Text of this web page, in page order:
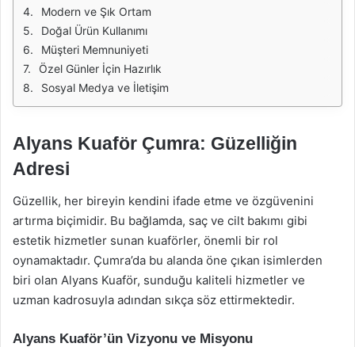
Modern ve Şık Ortam
Doğal Ürün Kullanımı
Müşteri Memnuniyeti
Özel Günler İçin Hazırlık
Sosyal Medya ve İletişim
Alyans Kuaför Çumra: Güzelliğin
Adresi
Güzellik, her bireyin kendini ifade etme ve özgüvenini
artırma biçimidir. Bu bağlamda, saç ve cilt bakımı gibi
estetik hizmetler sunan kuaförler, önemli bir rol
oynamaktadır. Çumra’da bu alanda öne çıkan isimlerden
biri olan Alyans Kuaför, sunduğu kaliteli hizmetler ve
uzman kadrosuyla adından sıkça söz ettirmektedir.
Alyans Kuaför’ün Vizyonu ve Misyonu